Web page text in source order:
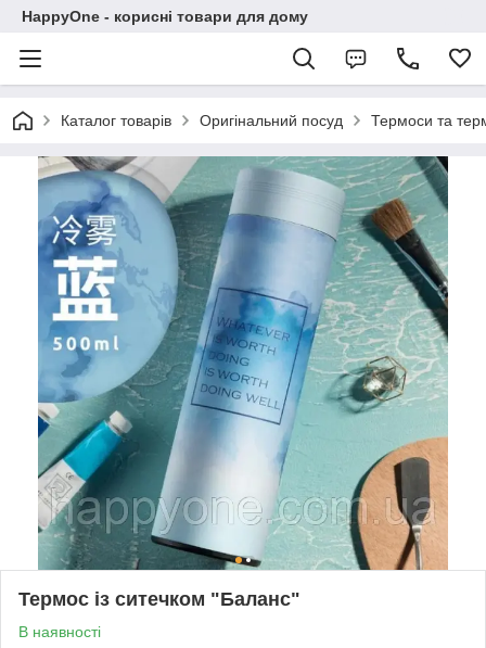
HappyOne - корисні товари для дому
Каталог товарів Оригінальний посуд Термоси та
Термос із ситечком "Баланс"
В наявності